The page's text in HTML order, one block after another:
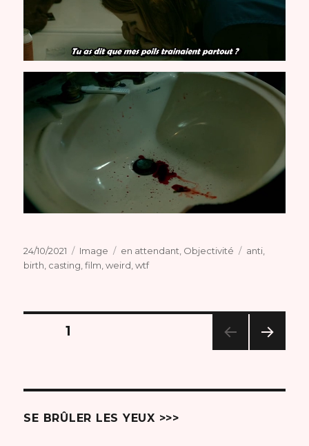
Publié
le
24/10/2021 Format
Image Catégories
en attendant Objectivité Étiquettes
anti
birth casting ,film ,weird ,wtf
Navigation
articles
PAGE1
ANT
SE BRÛLER LES YEUX >>>